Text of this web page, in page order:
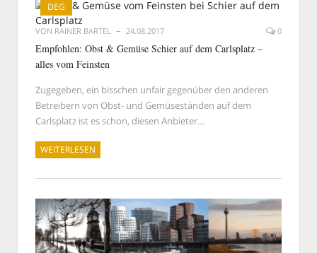
DEG
VON RAINER BARTEL 24.08.2017 0
Empfohlen: Obst & Gemüse Schier auf dem Carlsplatz –
alles vom Feinsten
Zugegeben, ein bisschen unfair gegenüber den anderen
Betreibern von Obst- und Gemüseständen auf dem
Carlsplatz ist es schon, diesen Anbieter…
WEITERLESEN